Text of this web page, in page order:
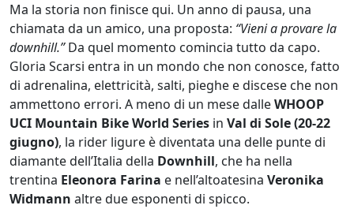
Ma la storia non finisce qui. Un anno di pausa, una
chiamata da un amico, una proposta: “Vieni a provare la
downhill.”Da quel momento comincia tutto da capo.
Gloria Scarsi entra in un mondo che non conosce, fatto
di adrenalina, elettricità, salti, pieghe e discese che non
ammettono errori. A meno di un mese dalleWHOOP
UCI Mountain Bike World Series in Val di Sole (20-22
giugno), la rider ligure è diventata una delle punte di
diamante dell’Italia della Downhill, che ha nella
trentina Eleonora Farina e nell’altoatesina Veronika
Widmann altre due esponenti di spicco.